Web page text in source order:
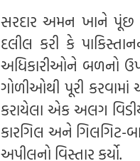
સરદાર અમન ખાને પૂંછ
દલીલ કરી કે
અધિકારીઓને બળનો
ગોળીઓથી પૂરી
કરાયેલા એક અલગ
કારગિલ અને ગિલગિટ-
અપીલનો વિસ્તાર કર્યો.